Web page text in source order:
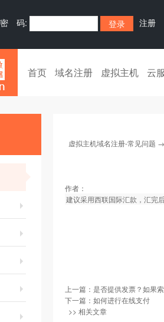
密 码: 注册
首页 域名注册 虚拟主机 云
虚拟主机域名注册-常见问题
作者：
建议采用西联国际汇款，汇完
上一篇： 是否提供发票？如果
下一篇： 如何进行在线支付
>> 相关文章